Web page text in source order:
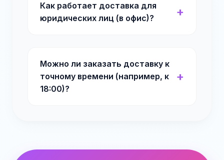
Как работает доставка для
юридических лиц (в офис)?
Можно ли заказать доставку к
точному времени (например, к
18:00)?